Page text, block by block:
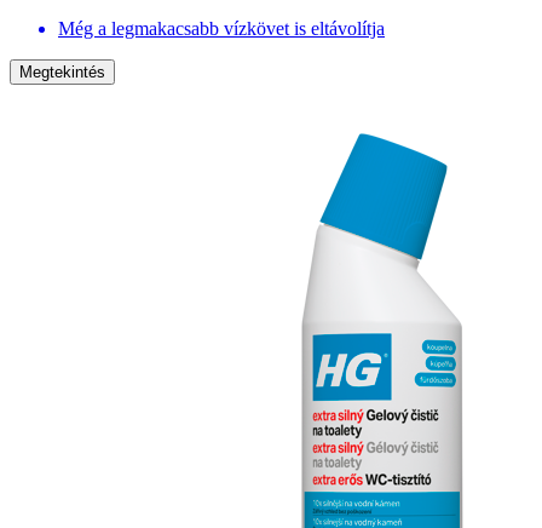
Még a legmakacsabb vízkövet is eltávolítja
Megtekintés